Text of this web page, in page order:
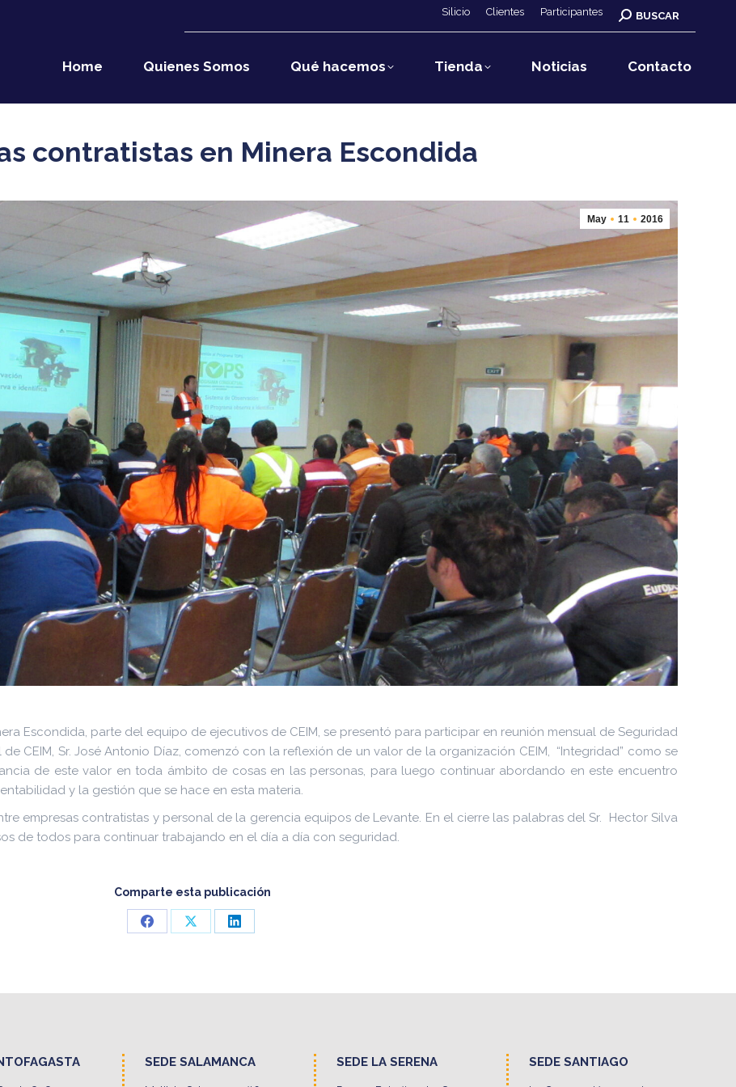
Silicio Clientes Participantes Buscar:
BUSCAR
Home Quienes Somos Qué hacemos Tienda Noticias Contacto
contratistas en Minera Escondida
May 11 2016
Escondida, parte del equipo de ejecutivos de CEIM, se presentó para participar en reunión mensual de Seguridad
CEIM, Sr. José Antonio Díaz, comenzó con la reflexión de un valor de la organización CEIM, “Integridad” como se
de este valor en toda ámbito de cosas en las personas, para luego continuar abordando en este encuentro
y la gestión que se hace en esta materia.
empresas contratistas y personal de la gerencia equipos de Levante. En el cierre las palabras del Sr. Hector Silva
de todos para continuar trabajando en el día a día con seguridad.
Comparte esta publicación
Share
Share
Share
SEDE SALAMANCA SEDE LA SERENA SEDE SANTIAGO